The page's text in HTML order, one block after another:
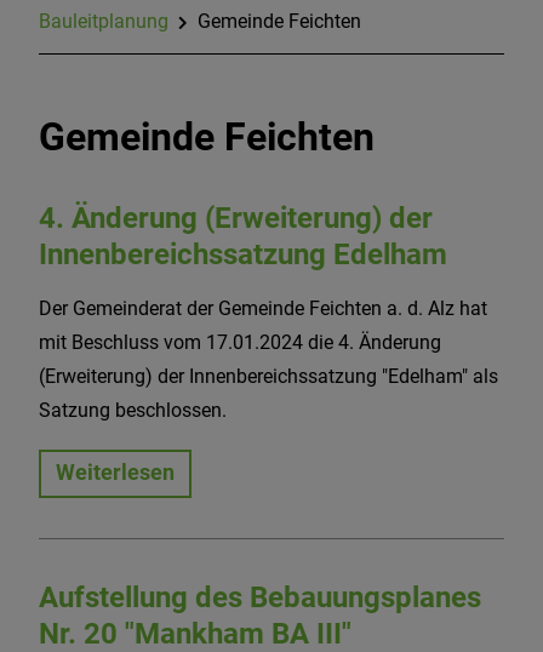
Bauleitplanung
Gemeinde Feichten
Gemeinde Feichten
4. Änderung (Erweiterung) der
Innenbereichssatzung Edelham
Der Gemeinderat der Gemeinde Feichten a. d. Alz hat
mit Beschluss vom 17.01.2024 die 4. Änderung
(Erweiterung) der Innenbereichssatzung "Edelham" als
Satzung beschlossen.
Weiterlesen
Aufstellung des Bebauungsplanes
Nr. 20 "Mankham BA III"